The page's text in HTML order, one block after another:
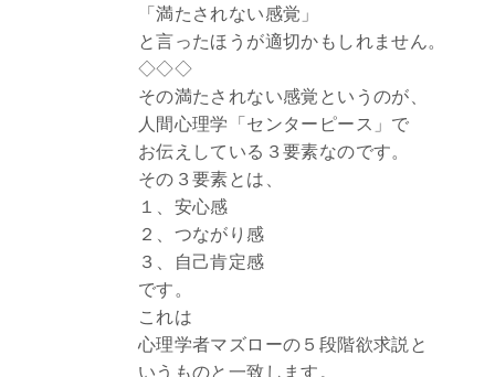
「満たされない感覚」
と言ったほうが適切かもしれません。
◇◇◇
その満たされない感覚というのが、
人間心理学「センターピース」で
お伝えしている３要素なのです。
その３要素とは、
１、安心感
２、つながり感
３、自己肯定感
です。
これは
心理学者マズローの５段階欲求説と
いうものと一致します。